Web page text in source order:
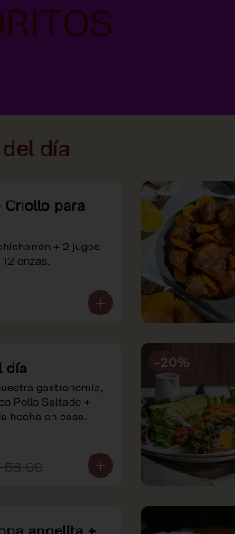
día
Criollo para
+ 2 jugos
onzas.
soles e incluyen
día
gastronomía,
Pollo Saltado +
hecha en casa.
58.00
-20%
angelita +